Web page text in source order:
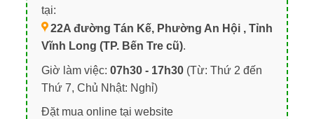
tại:
22A đường Tán Kế, Phường An Hội , Tỉnh
Vĩnh Long (TP. Bến Tre cũ).
Giờ làm việc: 07h30 - 17h30(Từ: Thứ 2 đến
Thứ 7, Chủ Nhật: Nghỉ)
Đặt mua online tại website